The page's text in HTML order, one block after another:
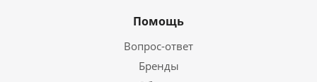
Помощь
Вопрос-ответ
Бренды